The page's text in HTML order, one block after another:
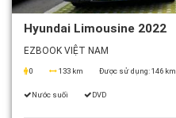
Hyundai Limousine 2022
EZBOOK VIỆT NAM
0 133 km Được sử dụng:146 km
Nước suối DVD